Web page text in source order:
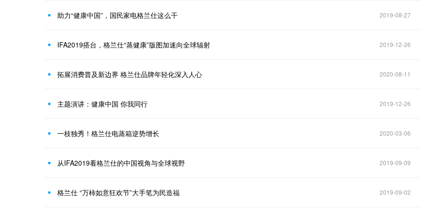
助力“健康中国”，国民家电格兰仕这么干 2019-08-27
IFA2019搭台，格兰仕“蒸健康”版图加速向全球辐射 2019-12-26
拓展消费普及新边界 格兰仕品牌年轻化深入人心 2020-08-11
主题演讲：健康中国 你我同行 2019-12-26
一枝独秀！格兰仕电蒸箱逆势增长 2020-03-06
从IFA2019看格兰仕的中国视角与全球视野 2019-09-09
格兰仕 “万柿如意狂欢节”大手笔为民造福 2019-09-02